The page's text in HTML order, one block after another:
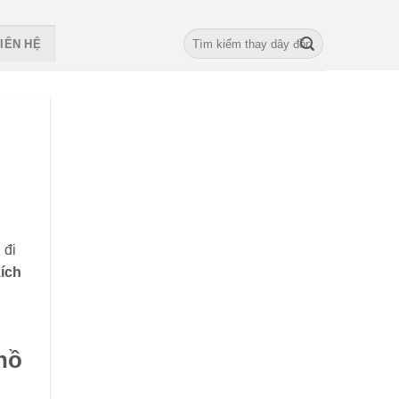
HỆ
Search
for:
đi